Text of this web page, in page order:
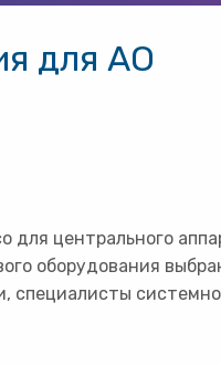
для АО
центрального
оборудования
специалисты